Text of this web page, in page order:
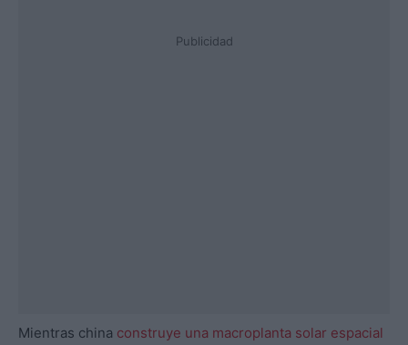
Publicidad
Mientras china construye una macroplanta solar espacial